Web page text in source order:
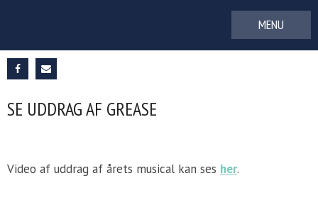
SE UDDRAG AF GREASE
Video af uddrag af årets musical kan ses her.